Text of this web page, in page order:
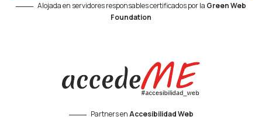
Alojada en servidores responsables certificados por la Green Web
Foundation
Partners enAccesibilidad Web